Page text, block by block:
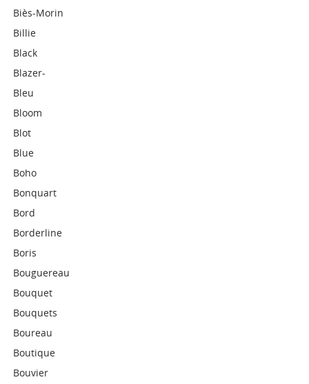
Biès-Morin
Billie
Black
Blazer-
Bleu
Bloom
Blot
Blue
Boho
Bonquart
Bord
Borderline
Boris
Bouguereau
Bouquet
Bouquets
Boureau
Boutique
Bouvier